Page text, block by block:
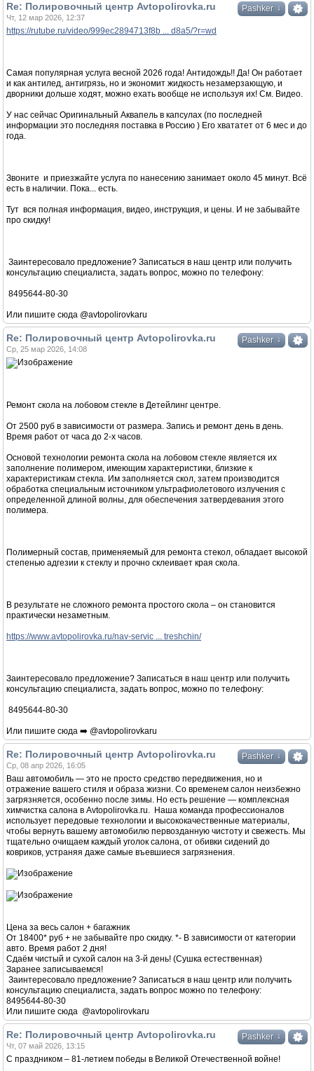
Pashker ↓
Re: Полировочный центр Avtopolirovka.ru
Чт, 12 мар 2026, 12:37
https://rutube.ru/video/999ec2894713f8b ... d8a5/?r=wd
Самая популярная услуга весной 2026 года! Антидождь!! Да! Он работает
и как антилед, антигрязь, но и экономит жидкость незамерзающую, и
дворники дольше ходят, можно ехать вообще не используя их! См. Видео.
У нас сейчас Оригинальный Аквапель в капсулах (по последней
информации это последняя поставка в Россию ) Его хвататет от 6 мес и до
года.
Звоните и приезжайте услуга по нанесению занимает около 45 минут. Всё
есть в наличии. Пока... есть.
Тут вся полная информация, видео, инструкция, и цены. И не забывайте
про скидку!
Заинтересовало предложение? Записаться в наш центр или получить
консультацию специалиста, задать вопрос, можно по телефону:
8495644-80-30
Или пишите сюда @avtopolirovkaru
Pashker ↓
Re: Полировочный центр Avtopolirovka.ru
Ср, 25 мар 2026, 14:08
Ремонт скола на лобовом стекле в Детейлинг центре.
От 2500 руб в зависимости от размера. Запись и ремонт день в день.
Время работ от часа до 2-х часов.
Основой технологии ремонта скола на лобовом стекле является их
заполнение полимером, имеющим характеристики, близкие к
характеристикам стекла. Им заполняется скол, затем производится
обработка специальным источником ультрафиолетового излучения с
определенной длиной волны, для обеспечения затвердевания этого
полимера.
Полимерный состав, применяемый для ремонта стекол, обладает высокой
степенью адгезии к стеклу и прочно склеивает края скола.
В результате не сложного ремонта простого скола – он становится
практически незаметным.
https://www.avtopolirovka.ru/nav-servic ... treshchin/
Заинтересовало предложение? Записаться в наш центр или получить
консультацию специалиста, задать вопрос, можно по телефону:
8495644-80-30
Или пишите сюда ➡️ @avtopolirovkaru
Pashker ↓
Re: Полировочный центр Avtopolirovka.ru
Ср, 08 апр 2026, 16:05
Ваш автомобиль — это не просто средство передвижения, но и
отражение вашего стиля и образа жизни. Со временем салон неизбежно
загрязняется, особенно после зимы. Но есть решение — комплексная
химчистка салона в Avtopolirovka.ru. Наша команда профессионалов
использует передовые технологии и высококачественные материалы,
чтобы вернуть вашему автомобилю первозданную чистоту и свежесть. Мы
тщательно очищаем каждый уголок салона, от обивки сидений до
ковриков, устраняя даже самые въевшиеся загрязнения.
Цена за весь салон + багажник
От 18400* руб + не забывайте про скидку. *- В зависимости от категории
авто. Время работ 2 дня!
Сдаём чистый и сухой салон на 3-й день! (Сушка естественная)
Заранее записываемся!
Заинтересовало предложение? Записаться в наш центр или получить
консультацию специалиста, задать вопрос можно по телефону:
8495644-80-30
Или пишите сюда @avtopolirovkaru
Pashker ↓
Re: Полировочный центр Avtopolirovka.ru
Чт, 07 май 2026, 13:15
С праздником – 81-летием победы в Великой Отечественной войне!